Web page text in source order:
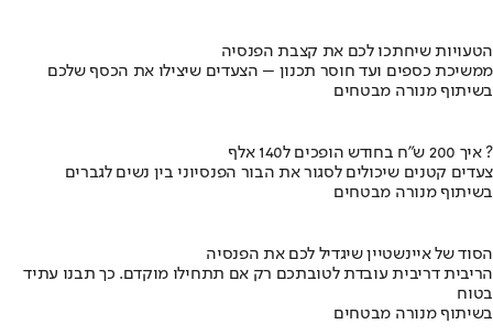
הטעויות שיחתכו לכם את קצבת הפנסיה
ממשיכת כספים ועד חוסר תכנון – הצעדים שיצילו את הכסף שלכם
בשיתוף מנורה מבטחים
איך 200 ש"ח בחודש הופכים ל140 אלף ?
צעדים קטנים שיכולים לסגור את הבור הפנסיוני בין נשים לגברים
בשיתוף מנורה מבטחים
הסוד של איינשטיין שיגדיל לכם את הפנסיה
הריבית דריבית עובדת לטובתכם רק אם תתחילו מוקדם. כך תבנו עתיד
בטוח
בשיתוף מנורה מבטחים